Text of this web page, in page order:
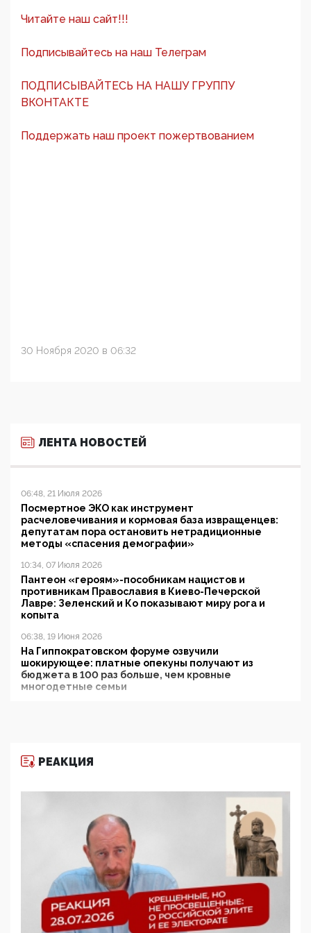
Читайте наш сайт!!!
Подписывайтесь на наш Телеграм
ПОДПИСЫВАЙТЕСЬ НА НАШУ ГРУППУ
ВКОНТАКТЕ
Поддержать наш проект пожертвованием
30 Ноября 2020 в 06:32
ЛЕНТА НОВОСТЕЙ
06:48, 21 Июля 2026
Посмертное ЭКО как инструмент
расчеловечивания и кормовая база извращенцев:
депутатам пора остановить нетрадиционные
методы «спасения демографии»
10:34, 07 Июля 2026
Пантеон «героям»-пособникам нацистов и
противникам Православия в Киево-Печерской
Лавре: Зеленский и Ко показывают миру рога и
копыта
06:38, 19 Июня 2026
На Гиппократовском форуме озвучили
шокирующее: платные опекуны получают из
бюджета в 100 раз больше, чем кровные
многодетные семьи
11:53, 09 Июня 2026
деятельность ИИТО ЮНЕСКО в России, но
цифроглобалисты продолжают определять
повестку в образовании
09:43, 01 Июня 2026
5G за счет здоровья граждан: Минцифры намерено
отобрать у регионов и муниципалитетов право
защищать жилые дома и социальные объекты от
05:58, 26 Мая 2026
Роскомнадзор освободили от борца с
РЕАКЦИЯ